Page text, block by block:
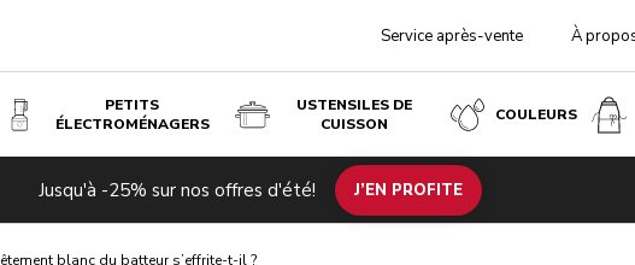
Service après-vente À
PETITS
ÉLECTROMÉNAGERS
USTENSILES DE
CUISSON
COULEURS
Jusqu'à -25% sur nos offres d'été! J’EN PROFITE
blanc du batteur s’effrite-t-il ?